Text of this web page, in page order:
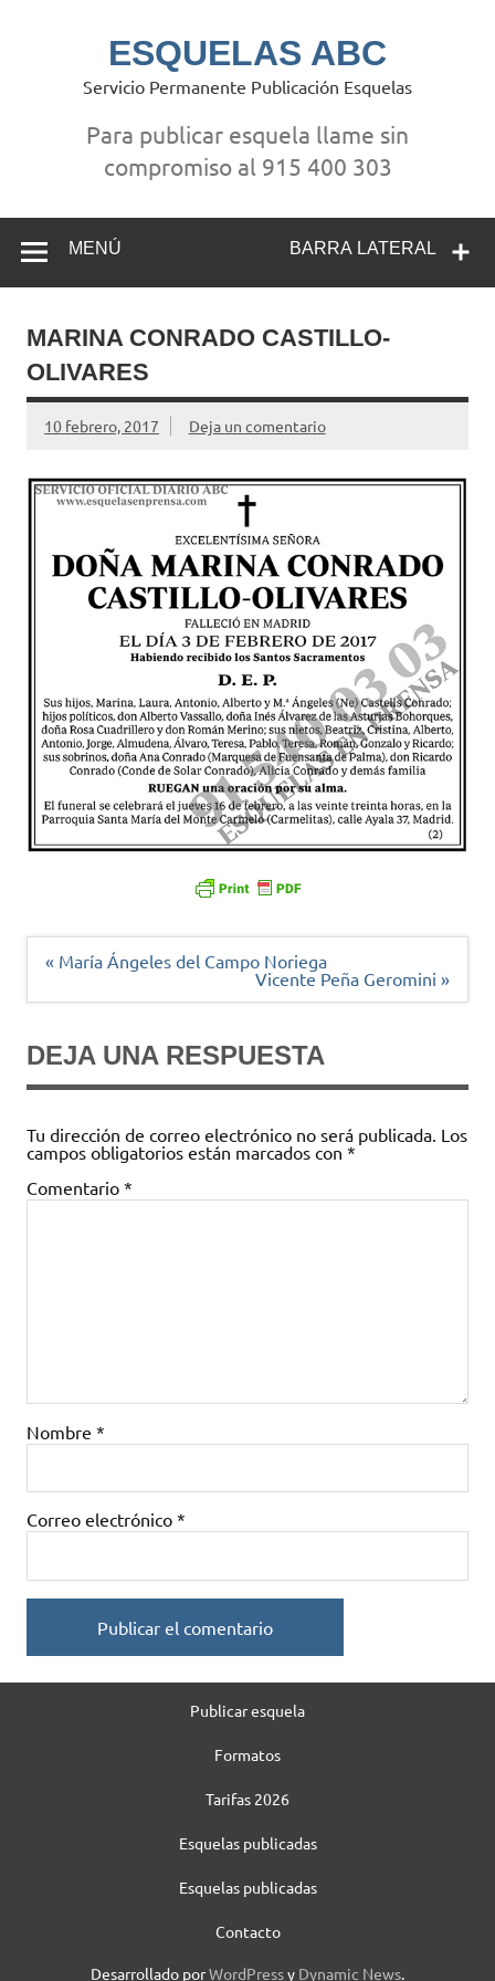
ESQUELAS ABC
Servicio Permanente Publicación Esquelas
Para publicar esquela llame sin
compromiso al 915 400 303
BARRA LATERAL
MENÚ
MARINA CONRADO CASTILLO-
OLIVARES
10 febrero, 2017 Deja un comentario
Navegación
« María Ángeles del Campo Noriega
Vicente Peña Geromini »
DEJA UNA RESPUESTA
Tu dirección de correo electrónico no será publicada. Los
campos obligatorios están marcados con *
Comentario *
Nombre *
Correo electrónico *
Publicar esquela
Formatos
Tarifas 2026
Esquelas publicadas
Esquelas publicadas
Contacto
Desarrollado porWordPressy Dynamic News.